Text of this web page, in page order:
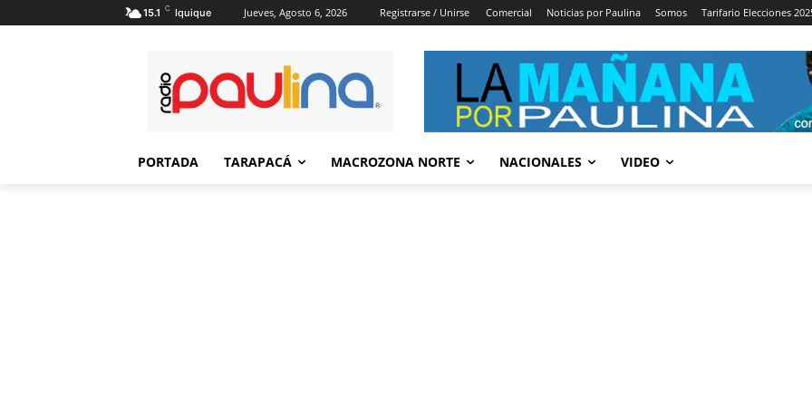
15.1 C Iquique Jueves, Agosto 6, 2026 Registrarse / Unirse Comercial Noticias por Paulina Somos Tarifario Elecciones
PORTADA TARAPACÁ MACROZONA NORTE NACIONALES VIDEO